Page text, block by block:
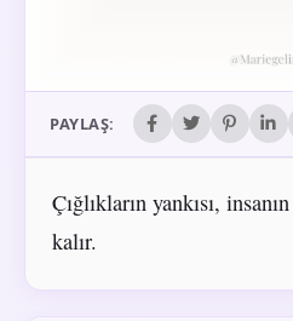
PAYLAŞ:
Çığlıkların yankısı,
kalır.